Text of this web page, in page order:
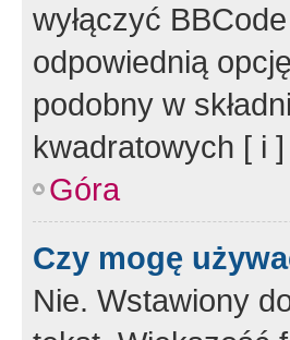
wyłączyć
odpowiednią
podobny w
kwadratowych [ i
Góra
Czy mogę
Nie. Wstawiony